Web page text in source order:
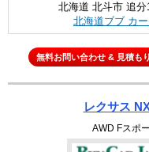
北海道 北斗市 追分
北海道ブブ カ
無料お問い合わせ & 見積もり
レクサス
AWD Fスポ